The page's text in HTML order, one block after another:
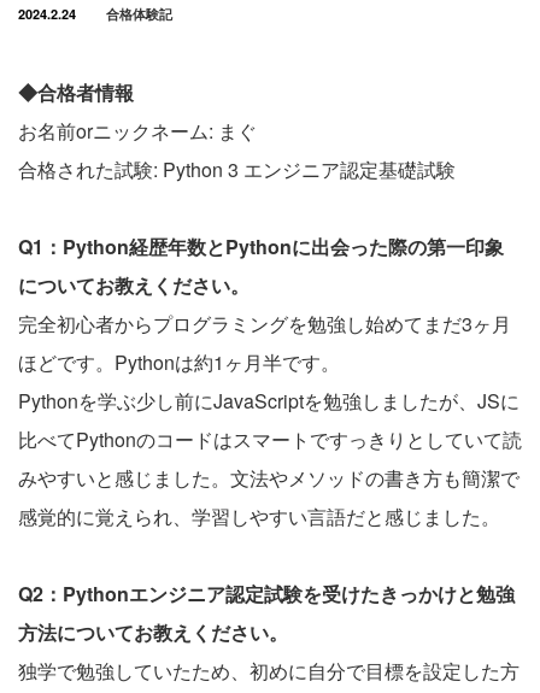
2024.2.24 合格体験記
◆合格者情報
お名前orニックネーム: まぐ
合格された試験: Python 3 エンジニア認定基礎試験
Q1：Python経歴年数とPythonに出会った際の第一印象
についてお教えください。
完全初心者からプログラミングを勉強し始めてまだ3ヶ月
ほどです。Pythonは約1ヶ月半です。
Pythonを学ぶ少し前にJavaScriptを勉強しましたが、JSに
比べてPythonのコードはスマートですっきりとしていて読
みやすいと感じました。文法やメソッドの書き方も簡潔で
感覚的に覚えられ、学習しやすい言語だと感じました。
Q2：Pythonエンジニア認定試験を受けたきっかけと勉強
方法についてお教えください。
独学で勉強していたため、初めに自分で目標を設定した方